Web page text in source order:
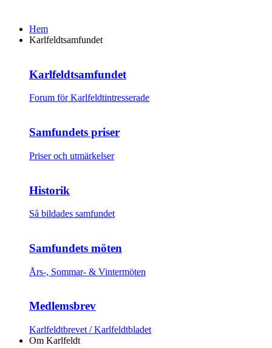
Hem
Karlfeldtsamfundet
Karlfeldtsamfundet
Forum för Karlfeldtintresserade
Samfundets priser
Priser och utmärkelser
Historik
Så bildades samfundet
Samfundets möten
Års-, Sommar- & Vintermöten
Medlemsbrev
Karlfeldtbrevet / Karlfeldtbladet
Om Karlfeldt